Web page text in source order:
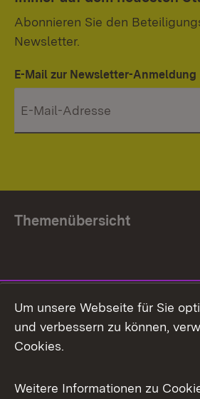
Abonnieren Sie den
Newsletter.
E-Mail zur Newsletter-Anmeldung
Themenübersicht
Facebook
X / Twitter
Um unsere Webseite für Sie
und verbessern zu können,
Cookies.
Weitere Informationen zu